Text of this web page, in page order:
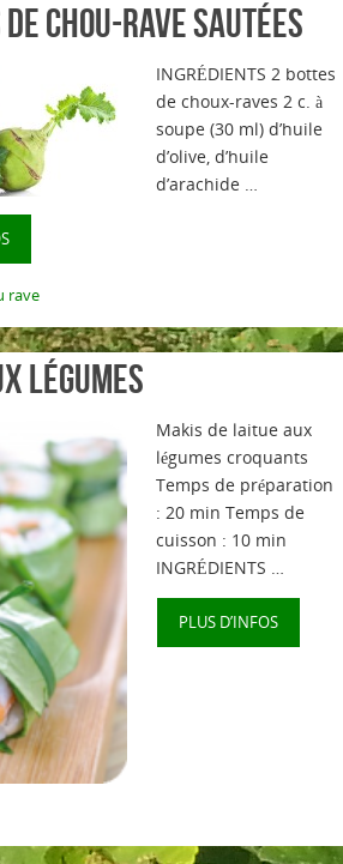
chou-rave sautées
INGRÉDIENTS 2 bottes
de choux-raves 2 c. à
soupe (30 ml) d’huile
d’olive, d’huile
d’arachide …
rave
légumes
Makis de laitue aux
légumes croquants
Temps de préparation
: 20 min Temps de
cuisson : 10 min
INGRÉDIENTS …
PLUS D’INFOS